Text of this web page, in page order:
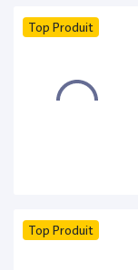
Top Produit
Top Produit